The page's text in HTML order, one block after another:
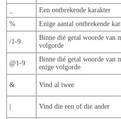
Een ontbrekende karakter
%
Enige aantal ontbrekende
/1-9
Binne dié getal woorde van
volgorde
@1-9
Binne dié getal woorde van
enige volgorde
& Vind al twee
Vind die een of die ander